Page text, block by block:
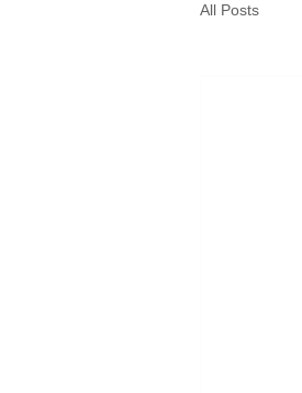
All Posts